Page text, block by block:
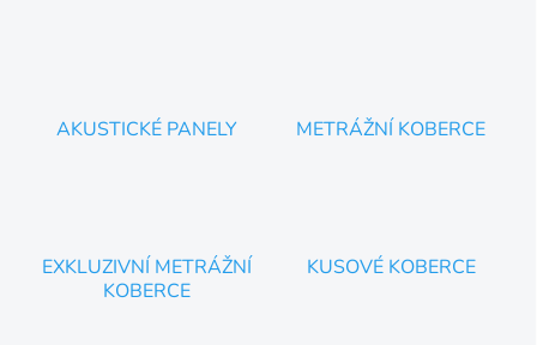
AKUSTICKÉ PANELY METRÁŽNÍ KOBERCE
EXKLUZIVNÍ METRÁŽNÍ
KOBERCE
KUSOVÉ KOBERCE